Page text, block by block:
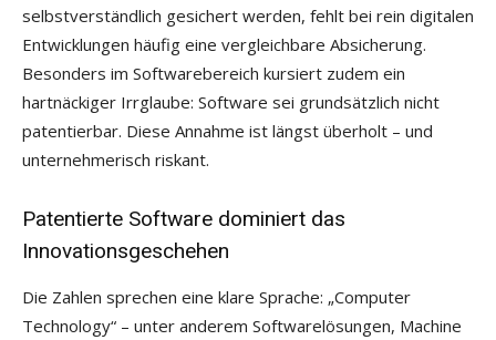
selbstverständlich gesichert werden, fehlt bei rein digitalen
Entwicklungen häufig eine vergleichbare Absicherung.
Besonders im Softwarebereich kursiert zudem ein
hartnäckiger Irrglaube: Software sei grundsätzlich nicht
patentierbar. Diese Annahme ist längst überholt – und
unternehmerisch riskant.
Patentierte Software dominiert das
Innovationsgeschehen
Die Zahlen sprechen eine klare Sprache: „Computer
Technology“ – unter anderem Softwarelösungen, Machine